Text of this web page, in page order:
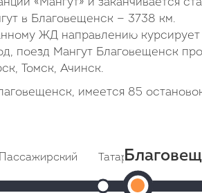
«Мангут» и заканчивается
в Благовещенск — 3738 км.
ЖД направлению курсирует
поезд Мангут Благовещенск
Томск, Ачинск.
имеется 85
Татарская
Прибытие: 17:08